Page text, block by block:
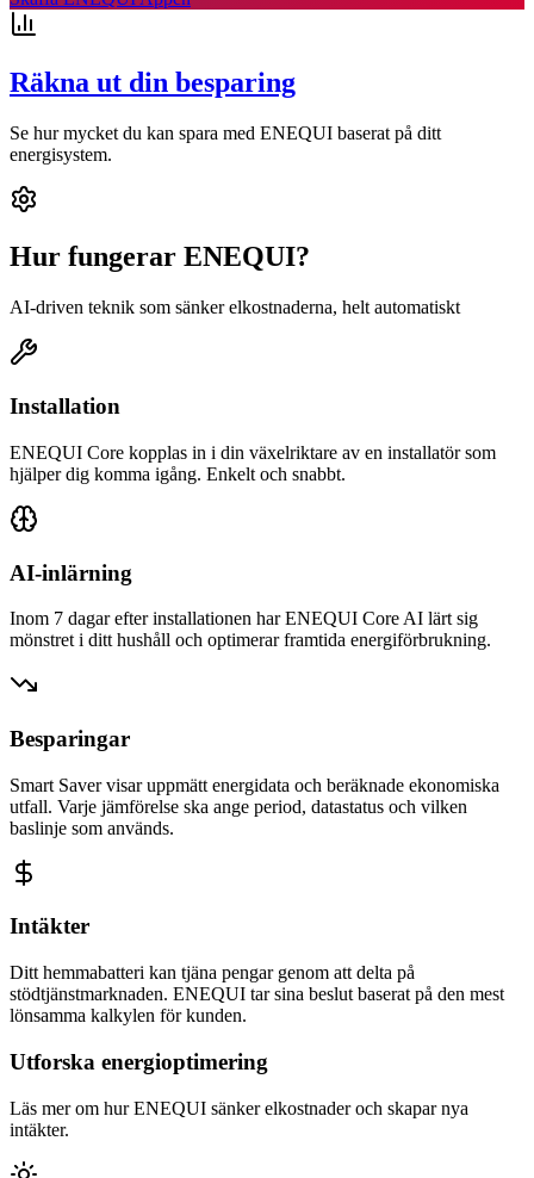
Räkna ut din besparing
Se hur mycket du kan spara med ENEQUI baserat på ditt
energisystem.
Hur fungerar ENEQUI?
AI-driven teknik som sänker elkostnaderna, helt automatiskt
Installation
ENEQUI Core kopplas in i din växelriktare av en installatör som
hjälper dig komma igång. Enkelt och snabbt.
AI-inlärning
Inom 7 dagar efter installationen har ENEQUI Core AI lärt sig
mönstret i ditt hushåll och optimerar framtida energiförbrukning.
Besparingar
Smart Saver visar uppmätt energidata och beräknade ekonomiska
utfall. Varje jämförelse ska ange period, datastatus och vilken
baslinje som används.
Intäkter
Ditt hemmabatteri kan tjäna pengar genom att delta på
stödtjänstmarknaden. ENEQUI tar sina beslut baserat på den mest
lönsamma kalkylen för kunden.
Utforska energioptimering
Läs mer om hur ENEQUI sänker elkostnader och skapar nya
intäkter.